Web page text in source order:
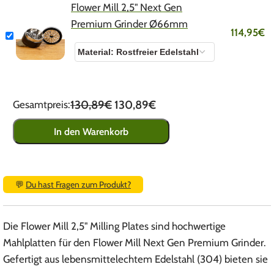
Flower Mill 2,5" Next Gen
Premium Grinder Ø66mm
114,95€
Gesamtpreis:130,89€130,89€
In den Warenkorb
💬 Du hast Fragen zum Produkt?
Die Flower Mill 2,5" Milling Plates sind hochwertige
Mahlplatten für den Flower Mill Next Gen Premium Grinder.
Gefertigt aus lebensmittelechtem Edelstahl (304) bieten sie